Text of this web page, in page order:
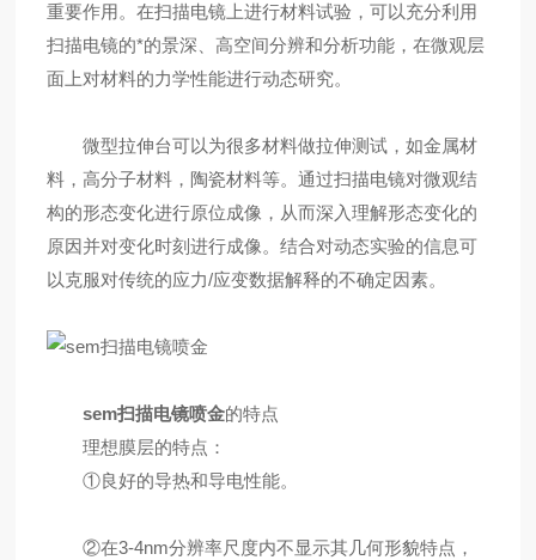
重要作用。在扫描电镜上进行材料试验，可以充分利用
扫描电镜的*的景深、高空间分辨和分析功能，在微观层
面上对材料的力学性能进行动态研究。
微型拉伸台可以为很多材料做拉伸测试，如金属材
料，高分子材料，陶瓷材料等。通过扫描电镜对微观结
构的形态变化进行原位成像，从而深入理解形态变化的
原因并对变化时刻进行成像。结合对动态实验的信息可
以克服对传统的应力/应变数据解释的不确定因素。
sem扫描电镜喷金的特点
理想膜层的特点：
①良好的导热和导电性能。
②在3-4nm分辨率尺度内不显示其几何形貌特点，